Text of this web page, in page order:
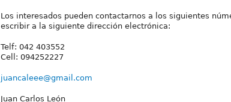
Los interesados pueden contactarnos a los siguientes
escribir a la siguiente dirección electrónica:
Telf: 042 403552
Cell: 094252227
juancaleee@gmail.com
Juan Carlos León